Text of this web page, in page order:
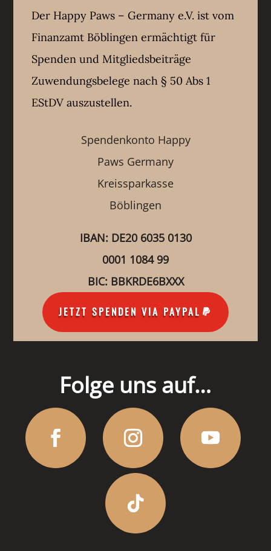
Der Happy Paws – Germany e.V. ist vom
Finanzamt Böblingen ermächtigt für
Spenden und Mitgliedsbeiträge
Zuwendungsbelege nach § 50 Abs 1
EStDV auszustellen.
Spendenkonto Happy
Paws Germany
Kreissparkasse
Böblingen
IBAN: DE20 6035 0130
0001 1084 99
BIC: BBKRDE6BXXX
JETZT SPENDEN VIA PAYPAL
Folge uns auf…